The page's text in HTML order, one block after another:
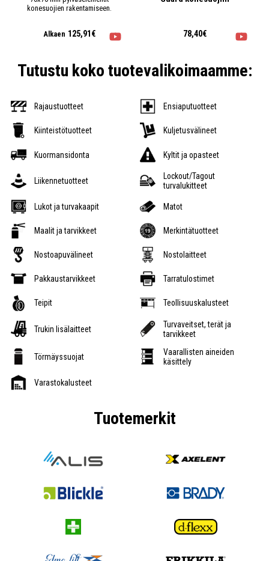
konesuojien rakentamiseen.
Alkaen 125,91€ 78,40€
Tutustu koko tuotevalikoimaamme:
Rajaustuotteet Ensiaputuotteet
Kiinteistötuotteet Kuljetusvälineet
Kuormansidonta Kyltit ja opasteet
Liikennetuotteet
Lockout/Tagout
turvalukitteet
Lukot ja turvakaapit Matot
Maalit ja tarvikkeet Merkintätuotteet
Nostoapuvälineet Nostolaitteet
Pakkaustarvikkeet Tarratulostimet
Teipit Teollisuuskalusteet
Trukin lisälaitteet
Turvaveitset, terät ja
tarvikkeet
Törmäyssuojat
Vaarallisten aineiden
käsittely
Varastokalusteet
Tuotemerkit